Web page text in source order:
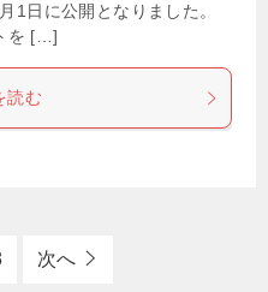
1日に公開となりました。
を […]
読む
次へ